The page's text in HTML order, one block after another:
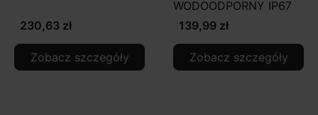
230,63 zł
Zobacz szczegóły
WODOODPORNY IP67
139,99 zł
Zobacz szczegóły